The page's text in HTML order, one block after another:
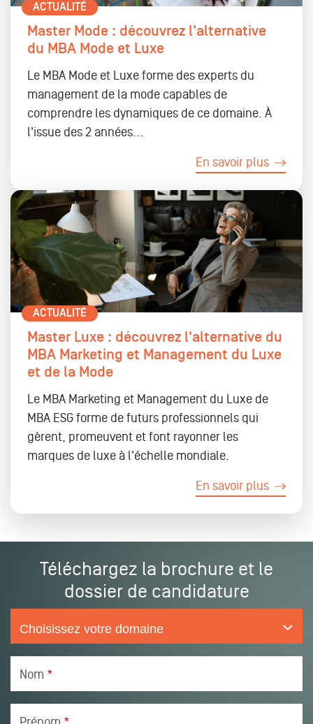
ACTUALITÉ
Master Mode : découvrez l'alternative
du MBA Mode et Luxe
Le MBA Mode et Luxe forme des experts du
management de la mode capables de
comprendre les dynamiques de ce domaine. À
l'issue des 2 années...
En savoir plus
ACTUALITÉ
Master Luxe : découvrez l'alternative du
MBA Marketing et Management du Luxe
et de la Mode
Le MBA Marketing et Management du Luxe de
MBA ESG forme de futurs professionnels qui
gèrent, promeuvent et font rayonner les
marques de luxe à l'échelle mondiale.
En savoir plus
Téléchargez la brochure et le
dossier de candidature
Nom *